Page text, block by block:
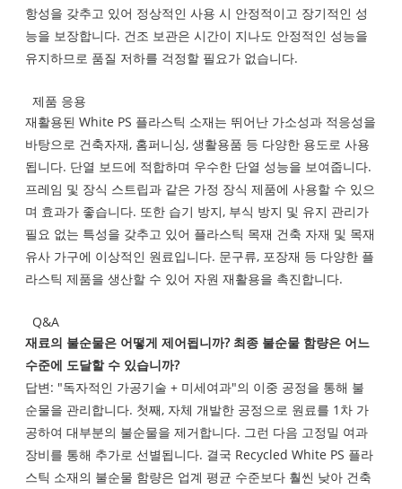
항성을 갖추고 있어 정상적인 사용 시 안정적이고 장기적인 성
능을 보장합니다. 건조 보관은 시간이 지나도 안정적인 성능을
유지하므로 품질 저하를 걱정할 필요가 없습니다.
제품 응용
재활용된 White PS 플라스틱 소재는 뛰어난 가소성과 적응성을
바탕으로 건축자재, 홈퍼니싱, 생활용품 등 다양한 용도로 사용
됩니다. 단열 보드에 적합하며 우수한 단열 성능을 보여줍니다.
프레임 및 장식 스트립과 같은 가정 장식 제품에 사용할 수 있으
며 효과가 좋습니다. 또한 습기 방지, 부식 방지 및 유지 관리가
필요 없는 특성을 갖추고 있어 플라스틱 목재 건축 자재 및 목재
유사 가구에 이상적인 원료입니다. 문구류, 포장재 등 다양한 플
라스틱 제품을 생산할 수 있어 자원 재활용을 촉진합니다.
Q&A
재료의 불순물은 어떻게 제어됩니까? 최종 불순물 함량은 어느
수준에 도달할 수 있습니까?
답변: "독자적인 가공기술 + 미세여과"의 이중 공정을 통해 불
순물을 관리합니다. 첫째, 자체 개발한 공정으로 원료를 1차 가
공하여 대부분의 불순물을 제거합니다. 그런 다음 고정밀 여과
장비를 통해 추가로 선별됩니다. 결국 Recycled White PS 플라
스틱 소재의 불순물 함량은 업계 평균 수준보다 훨씬 낮아 건축